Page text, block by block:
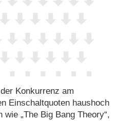
Konkurrenz am
Einschaltquoten haushoch
wie „The Big Bang Theory“,